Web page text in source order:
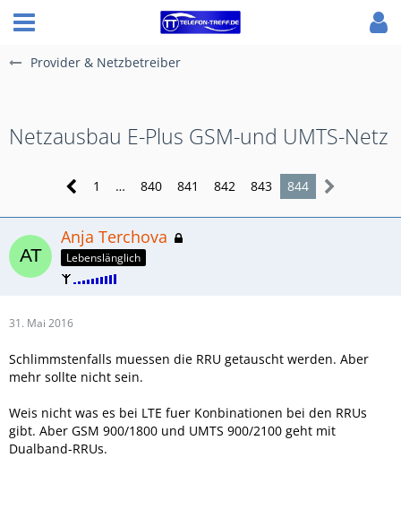
Provider & Netzbetreiber
Netzausbau E-Plus GSM-und UMTS-Netz
1 … 840 841 842 843 844
Anja Terchova
Lebenslänglich
31. Mai 2016
Schlimmstenfalls muessen die RRU getauscht werden. Aber
mehr sollte nicht sein.
Weis nicht was es bei LTE fuer Konbinationen bei den RRUs
gibt. Aber GSM 900/1800 und UMTS 900/2100 geht mit
Dualband-RRUs.